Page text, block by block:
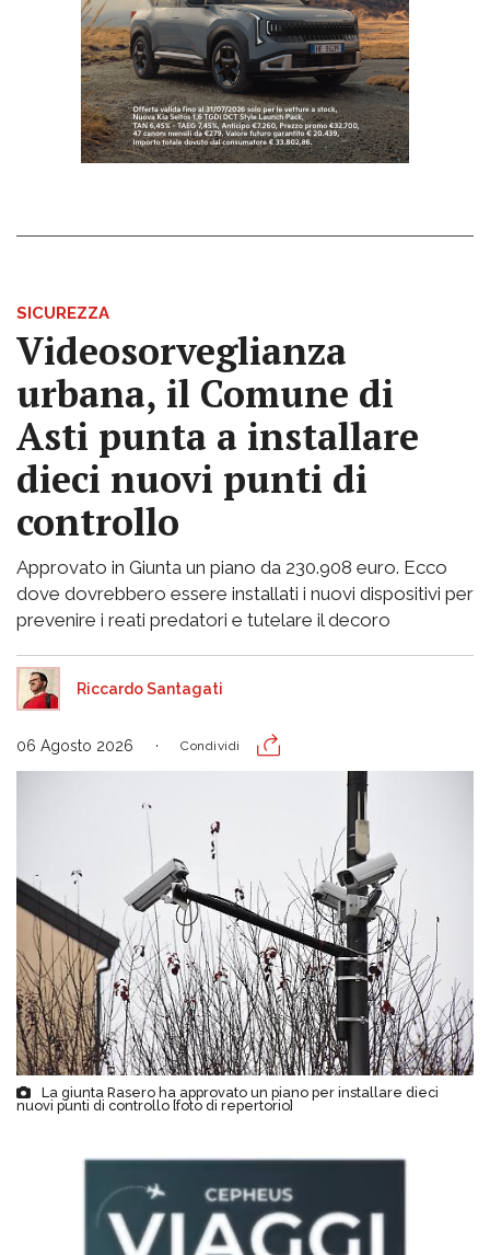
SICUREZZA
Videosorveglianza
urbana, il Comune di
Asti punta a installare
dieci nuovi punti di
controllo
Approvato in Giunta un piano da 230.908 euro. Ecco
dove dovrebbero essere installati i nuovi dispositivi per
prevenire i reati predatori e tutelare il decoro
Riccardo Santagati
06 Agosto 2026 Condividi
La giunta Rasero ha approvato un piano per installare dieci
nuovi punti di controllo [foto di repertorio]